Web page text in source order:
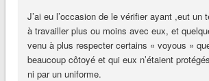
J’ai eu l’occasion de le vérifier ayant ,eut un
à travailler plus ou moins avec eux, et
venu à plus respecter certains « voyous »
beaucoup côtoyé et qui eux n’étaient
ni par un uniforme.